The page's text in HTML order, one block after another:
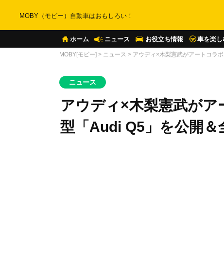
MOBY（モビー）自動車はおもしろい！
ホーム ニュース お役立ち情報 車を楽し
MOBY[モビー] > ニュース > アウディ×木梨憲武がアートコラ
ニュース
アウディ×木梨憲武が
型「Audi Q5」を公開＆